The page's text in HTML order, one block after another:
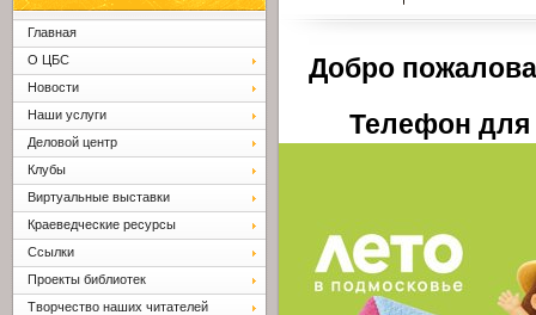
Добро
Телефон для
Главная
О ЦБС
Новости
Наши услуги
Деловой центр
Клубы
Виртуальные выставки
Краеведческие ресурсы
Ссылки
Проекты библиотек
Творчество наших читателей